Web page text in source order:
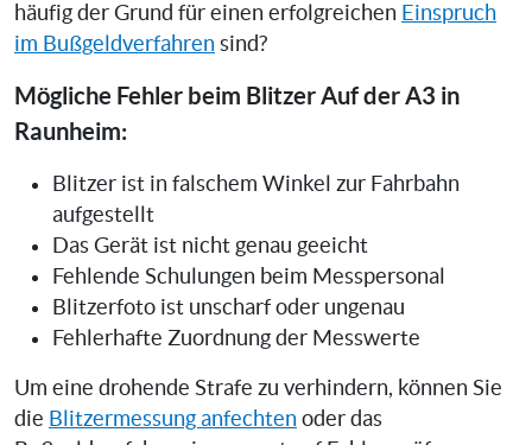
häufig der Grund für einen erfolgreichen Einspruch
im Bußgeldverfahren sind?
Mögliche Fehler beim Blitzer Auf der A3 in
Raunheim:
Blitzer ist in falschem Winkel zur Fahrbahn
aufgestellt
Das Gerät ist nicht genau geeicht
Fehlende Schulungen beim Messpersonal
Blitzerfoto ist unscharf oder ungenau
Fehlerhafte Zuordnung der Messwerte
Um eine drohende Strafe zu verhindern, können Sie
die Blitzermessung anfechten oder das